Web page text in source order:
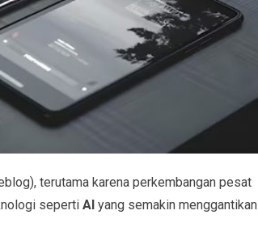
terutama karena perkembangan pesat
seperti AI yang semakin menggantikan